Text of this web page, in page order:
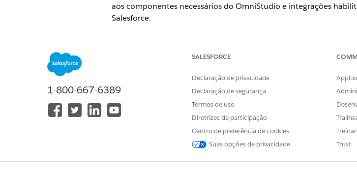
aos componentes necessários do OmniStudio e integrações
Salesforce.
ESTE ARTIGO RESOLVEU SEU PROBLEMA?
Diga-nos para podermos melhorar!
1-800-667-6389
SALESFORCE
Declaração de privacidade
Declaração de segurança
Termos de uso
Diretrizes de participação
Centro de preferência de cookies
Suas opções de privacidade
Trust